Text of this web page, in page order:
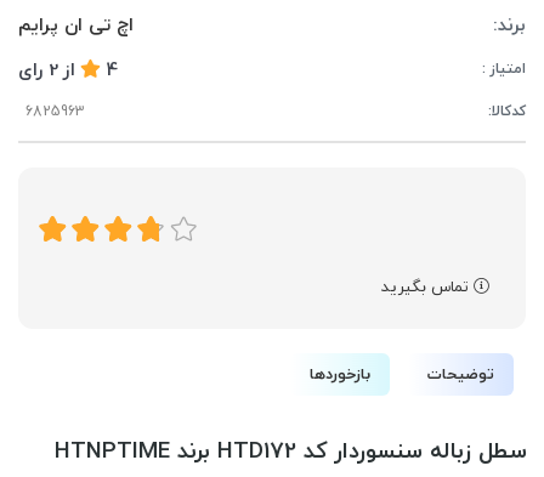
برند: اچ تی ان پرایم
امتیاز : 4 از 2 رای
کدکالا:
تماس بگیرید
توضیحات بازخوردها
سطل زباله سنسوردار کد HTD172 برند HTNPTIME